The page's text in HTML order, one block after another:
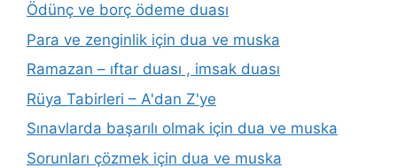
Ödünç ve borç ödeme duası
Para ve zenginlik için dua ve muska
Ramazan – ıftar duası , imsak duası
Rüya Tabirleri – A'dan Z'ye
Sınavlarda başarılı olmak için dua ve muska
Sorunları çözmek için dua ve muska